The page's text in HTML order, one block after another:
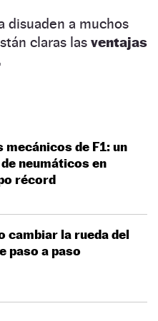
disuaden a muchos
claras las ventajas
mecánicos de F1: un
neumáticos en
récord
cambiar la rueda del
paso a paso